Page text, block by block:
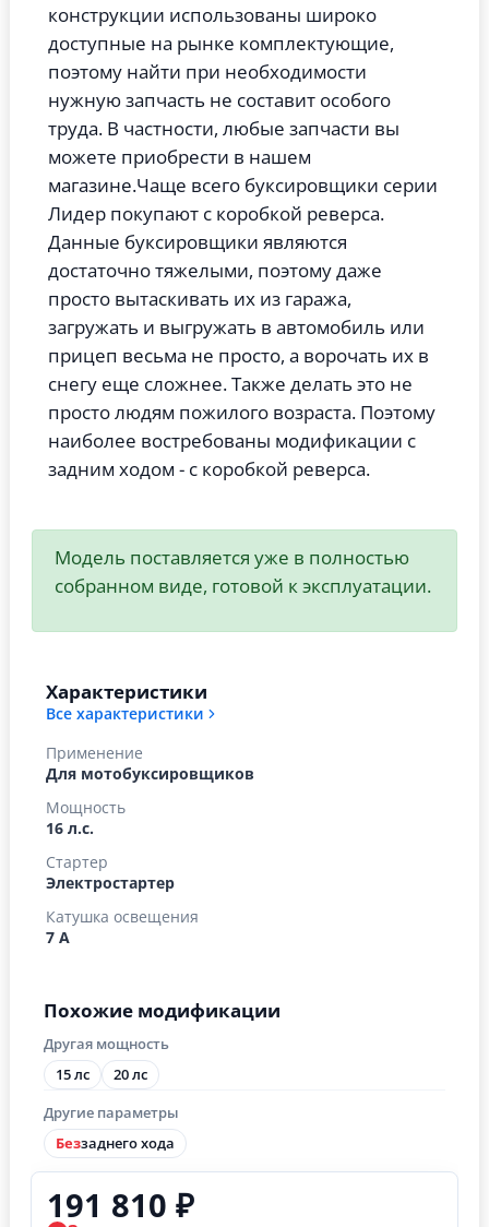
Похожие модификации
Другая мощность
15 лс 20 лс
Другие параметры
Беззаднего хода
конструкции использованы широко
доступные на рынке комплектующие,
поэтому найти при необходимости
нужную запчасть не составит особого
труда. В частности, любые запчасти вы
можете приобрести в нашем
магазине.Чаще всего буксировщики серии
Лидер покупают с коробкой реверса.
Данные буксировщики являются
достаточно тяжелыми, поэтому даже
просто вытаскивать их из гаража,
загружать и выгружать в автомобиль или
прицеп весьма не просто, а ворочать их в
снегу еще сложнее. Также делать это не
просто людям пожилого возраста. Поэтому
наиболее востребованы модификации с
задним ходом - с коробкой реверса.
Модель поставляется уже в полностью
собранном виде, готовой к эксплуатации.
Характеристики
Все характеристики
Применение
Для мотобуксировщиков
Мощность
16 л.с.
Стартер
Электростартер
Катушка освещения
7 А
191 810 ₽